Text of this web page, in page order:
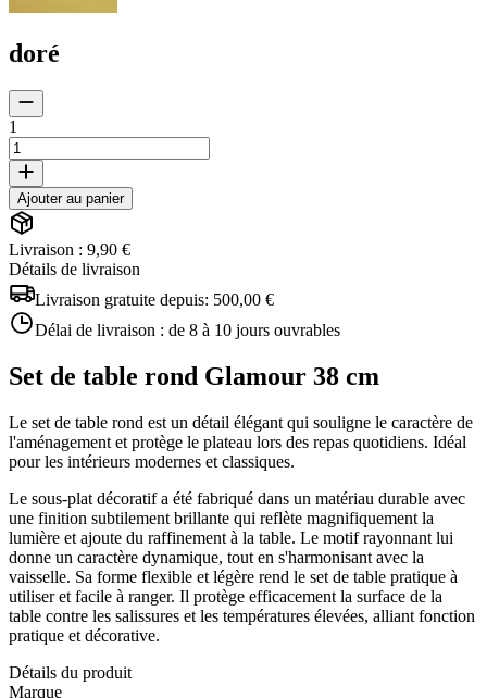
doré
1
Ajouter au panier
Livraison : 9,90 €
Détails de livraison
Livraison gratuite depuis: 500,00 €
Délai de livraison : de 8 à 10 jours ouvrables
Set de table rond Glamour 38 cm
Le set de table rond est un détail élégant qui souligne le caractère de
l'aménagement et protège le plateau lors des repas quotidiens. Idéal
pour les intérieurs modernes et classiques.
Le sous-plat décoratif a été fabriqué dans un matériau durable avec
une finition subtilement brillante qui reflète magnifiquement la
lumière et ajoute du raffinement à la table. Le motif rayonnant lui
donne un caractère dynamique, tout en s'harmonisant avec la
vaisselle. Sa forme flexible et légère rend le set de table pratique à
utiliser et facile à ranger. Il protège efficacement la surface de la
table contre les salissures et les températures élevées, alliant fonction
pratique et décorative.
Détails du produit
Marque